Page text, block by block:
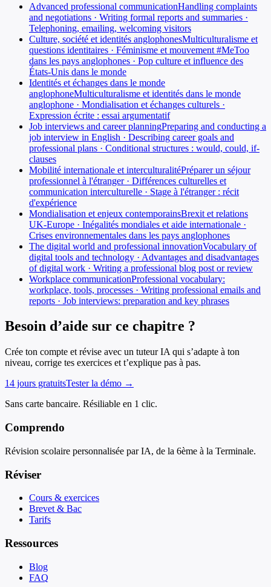
Advanced professional communicationHandling complaints
and negotiations · Writing formal reports and summaries ·
Telephoning, emailing, welcoming visitors
Culture, société et identités anglophonesMulticulturalisme et
questions identitaires · Féminisme et mouvement #MeToo
dans les pays anglophones · Pop culture et influence des
États-Unis dans le monde
Identités et échanges dans le monde
anglophoneMulticulturalisme et identités dans le monde
anglophone · Mondialisation et échanges culturels ·
Expression écrite : essai argumentatif
Job interviews and career planningPreparing and conducting a
job interview in English · Describing career goals and
professional plans · Conditional structures : would, could, if-
clauses
Mobilité internationale et interculturalitéPréparer un séjour
professionnel à l'étranger · Différences culturelles et
communication interculturelle · Stage à l'étranger : récit
d'expérience
Mondialisation et enjeux contemporainsBrexit et relations
UK-Europe · Inégalités mondiales et aide internationale ·
Crises environnementales dans les pays anglophones
The digital world and professional innovationVocabulary of
digital tools and technology · Advantages and disadvantages
of digital work · Writing a professional blog post or review
Workplace communicationProfessional vocabulary:
workplace, tools, processes · Writing professional emails and
reports · Job interviews: preparation and key phrases
Besoin d’aide sur ce chapitre ?
Crée ton compte et révise avec un tuteur IA qui s’adapte à ton
niveau, corrige tes exercices et t’explique pas à pas.
14 jours gratuitsTester la démo →
Sans carte bancaire. Résiliable en 1 clic.
Comprendo
Révision scolaire personnalisée par IA, de la 6ème à la Terminale.
Réviser
Cours & exercices
Brevet & Bac
Tarifs
Ressources
Blog
FAQ